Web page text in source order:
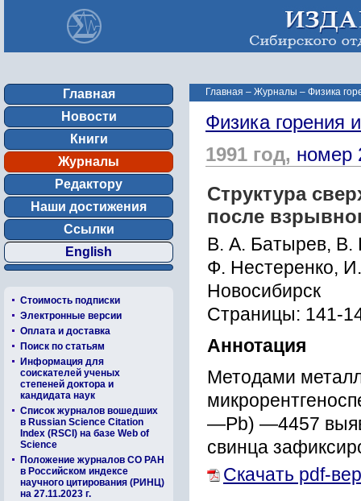
Главная
Новости
Книги
Журналы
Редактору
Наши достижения
Ссылки
English
Стоимость подписки
Электронные версии
Оплата и доставка
Поиск по статьям
Информация для
соискателей ученых
степеней доктора и
кандидата наук
Список журналов вошедших
в Russian Science Citation
Index (RSCI) на базе Web of
Science
Положение журналов СО РАН
в Российском индексе
научного цитирования (РИНЦ)
на 27.11.2023 г.
Главная – Журналы – Физика
Физика горения
1991 год, номер
Структура
после
В. А. Батырев, В.
Ф. Нестеренко,
Новосибирск
Страницы: 141-
Аннотация
Методами
—Pb) —4457
свинца
Скачать pdf-